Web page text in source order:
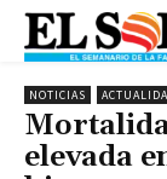
NOTICIAS
elevada